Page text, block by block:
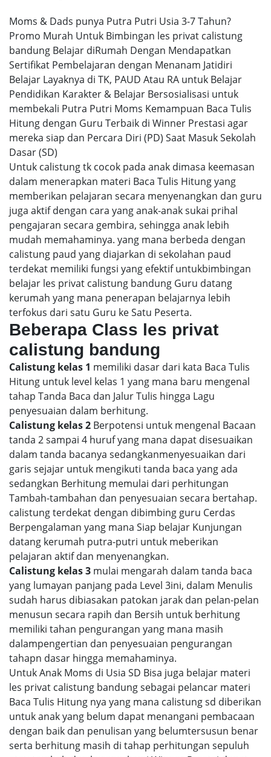
Moms & Dads punya Putra Putri Usia 3-7 Tahun?
Promo Murah Untuk Bimbingan les privat calistung
bandung Belajar diRumah Dengan Mendapatkan
Sertifikat Pembelajaran dengan Menanam Jatidiri
Belajar Layaknya di TK, PAUD Atau RA untuk Belajar
Pendidikan Karakter & Belajar Bersosialisasi untuk
membekali Putra Putri Moms Kemampuan Baca Tulis
Hitung dengan Guru Terbaik di Winner Prestasi agar
mereka siap dan Percara Diri (PD) Saat Masuk Sekolah
Dasar (SD)
Untuk calistung tk cocok pada anak dimasa keemasan
dalam menerapkan materi Baca Tulis Hitung yang
memberikan pelajaran secara menyenangkan dan guru
juga aktif dengan cara yang anak-anak sukai prihal
pengajaran secara gembira, sehingga anak lebih
mudah memahaminya. yang mana berbeda dengan
calistung paud yang diajarkan di sekolahan paud
terdekat memiliki fungsi yang efektif untukbimbingan
belajar les privat calistung bandung Guru datang
kerumah yang mana penerapan belajarnya lebih
terfokus dari satu Guru ke Satu Peserta.
Beberapa Class les privat
calistung bandung
Calistung kelas 1 memiliki dasar dari kata Baca Tulis
Hitung untuk level kelas 1 yang mana baru mengenal
tahap Tanda Baca dan Jalur Tulis hingga Lagu
penyesuaian dalam berhitung.
Calistung kelas 2 Berpotensi untuk mengenal Bacaan
tanda 2 sampai 4 huruf yang mana dapat disesuaikan
dalam tanda bacanya sedangkanmenyesuaikan dari
garis sejajar untuk mengikuti tanda baca yang ada
sedangkan Berhitung memulai dari perhitungan
Tambah-tambahan dan penyesuaian secara bertahap.
calistung terdekat dengan dibimbing guru Cerdas
Berpengalaman yang mana Siap belajar Kunjungan
datang kerumah putra-putri untuk meberikan
pelajaran aktif dan menyenangkan.
Calistung kelas 3 mulai mengarah dalam tanda baca
yang lumayan panjang pada Level 3ini, dalam Menulis
sudah harus dibiasakan patokan jarak dan pelan-pelan
menusun secara rapih dan Bersih untuk berhitung
memiliki tahan pengurangan yang mana masih
dalampengertian dan penyesuaian pengurangan
tahapn dasar hingga memahaminya.
Untuk Anak Moms di Usia SD Bisa juga belajar materi
les privat calistung bandung sebagai pelancar materi
Baca Tulis Hitung nya yang mana calistung sd diberikan
untuk anak yang belum dapat menangani pembacaan
dengan baik dan penulisan yang belumtersusun benar
serta berhitung masih di tahap perhitungan sepuluh